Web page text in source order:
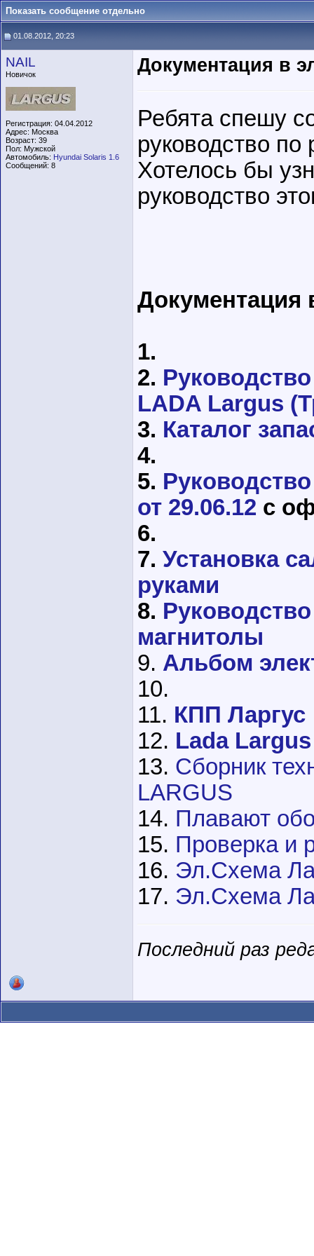
Показать сообщение отдельно
01.08.2012, 20:23
NAIL
Новичок
Регистрация: 04.04.2012
Адрес: Москва
Возраст: 39
Пол: Мужской
Автомобиль: Hyundai Solaris 1.6
Сообщений: 8
Документация в
Ребята спешу
руководство
Хотелось бы
руководство
Документация
1.
2.
LADA Largus
3. Каталог
4.
5.
от 29.06.12 с
6.
7. Установка
руками
8.
магнитолы
9. Альбом
10.
11. КПП Ларгус
12. Lada
13. Сборник
LARGUS
14. Плавают
15. Проверка и
16. Эл.Схема
17. Эл.Схема
Последний раз